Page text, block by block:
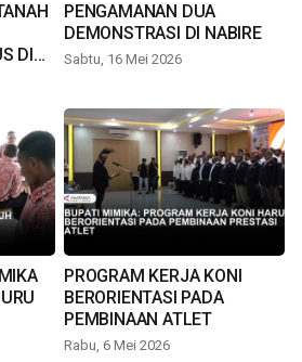
DI
PENGAMANAN DUA
DEMONSTRASI DI NABIRE
Sabtu, 16 Mei 2026
PROGRAM KERJA KONI
BERORIENTASI PADA
PEMBINAAN ATLET
Rabu, 6 Mei 2026